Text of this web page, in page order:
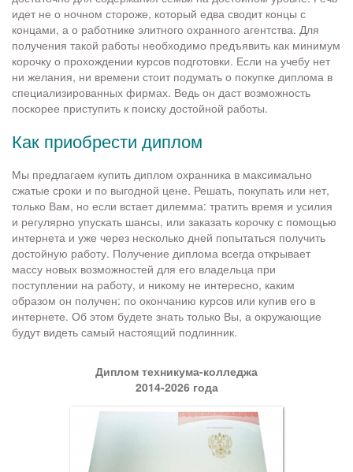
идет не о ночном стороже, который едва сводит концы с
концами, а о работнике элитного охранного агентства. Для
получения такой работы необходимо предъявить как минимум
корочку о прохождении курсов подготовки. Если на учебу нет
ни желания, ни времени стоит подумать о покупке диплома в
специализированных фирмах. Ведь он даст возможность
поскорее приступить к поиску достойной работы.
Как приобрести диплом
Мы предлагаем купить диплом охранника в максимально
сжатые сроки и по выгодной цене. Решать, покупать или нет,
только Вам, но если встает дилемма: тратить время и усилия
и регулярно упускать шансы, или заказать корочку с помощью
интернета и уже через несколько дней попытаться получить
достойную работу. Получение диплома всегда открывает
массу новых возможностей для его владельца при
поступлении на работу, и никому не интересно, каким
образом он получен: по окончанию курсов или купив его в
интернете. Об этом будете знать только Вы, а окружающие
будут видеть самый настоящий подлинник.
Диплом техникума-колледжа
2014-2026 года